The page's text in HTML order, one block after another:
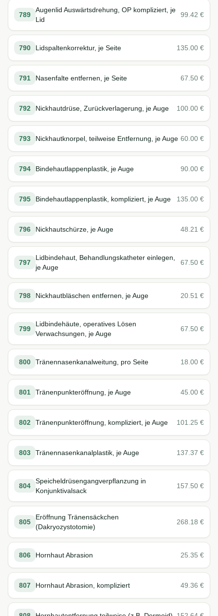
789
Augenlid Auswärtsdrehung, OP kompliziert, je
Lid
99.42 €
790 Lidspaltenkorrektur, je Seite 135.00 €
791 Nasenfalte entfernen, je Seite 67.50 €
792 Nickhautdrüse, Zurückverlagerung, je Auge 100.00 €
793 Nickhautknorpel, teilweise Entfernung, je Auge 60.00 €
794 Bindehautlappenplastik, je Auge 90.00 €
795 Bindehautlappenplastik, kompliziert, je Auge 135.00 €
796 Nickhautschürze, je Auge 48.21 €
797
Lidbindehaut, Behandlungskatheter einlegen,
je Auge
67.50 €
798 Nickhautbläschen entfernen, je Auge 20.51 €
799
Lidbindehäute, operatives Lösen
Verwachsungen, je Auge
67.50 €
800 Tränennasenkanalweitung, pro Seite 18.00 €
801 Tränenpunkteröffnung, je Auge 45.00 €
802 Tränenpunkteröffnung, kompliziert, je Auge 101.25 €
803 Tränennasenkanalplastik, je Auge 137.37 €
804
Speicheldrüsengangverpflanzung in
Konjunktivalsack
157.50 €
805
Eröffnung Tränensäckchen
(Dakryozystotomie)
268.18 €
806 Hornhaut Abrasion 25.35 €
807 Hornhaut Abrasion, kompliziert 49.36 €